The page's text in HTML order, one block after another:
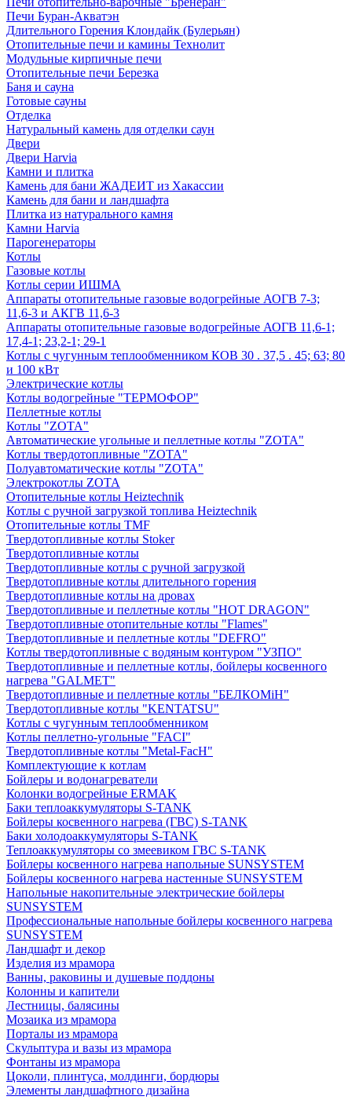
Печи Буран-Акватэн
Длительного Горения Клондайк (Булерьян)
Отопительные печи и камины Технолит
Модульные кирпичные печи
Отопительные печи Березка
Баня и сауна
Готовые сауны
Отделка
Натуральный камень для отделки саун
Двери
Двери Harvia
Камни и плитка
Камень для бани ЖАДЕИТ из Хакассии
Камень для бани и ландшафта
Плитка из натурального камня
Камни Harvia
Парогенераторы
Котлы
Газовые котлы
Котлы серии ИШМА
Аппараты отопительные газовые водогрейные АОГВ 7-3;
11,6-3 и АКГВ 11,6-3
Аппараты отопительные газовые водогрейные АОГВ 11,6-1;
17,4-1; 23,2-1; 29-1
Котлы с чугунным теплообменником КОВ 30 . 37,5 . 45; 63; 80
и 100 кВт
Электрические котлы
Котлы водогрейные "ТЕРМОФОР"
Пеллетные котлы
Котлы "ZOTA"
Автоматические угольные и пеллетные котлы "ZOTA"
Котлы твердотопливные "ZOTA"
Полуавтоматические котлы "ZOTA"
Электрокотлы ZOTA
Отопительные котлы Heiztechnik
Котлы с ручной загрузкой топлива Heiztechnik
Отопительные котлы TMF
Твердотопливные котлы Stoker
Твердотопливные котлы
Твердотопливные котлы с ручной загрузкой
Твердотопливные котлы длительного горения
Твердотопливные котлы на дровах
Твердотопливные и пеллетные котлы "HOT DRAGON"
Твердотопливные отопительные котлы "Flames"
Твердотопливные и пеллетные котлы "DEFRO"
Котлы твердотопливные с водяным контуром "УЗПО"
Твердотопливные и пеллетные котлы, бойлеры косвенного
нагрева "GALMET"
Твердотопливные и пеллетные котлы "БЕЛКОМiН"
Твердотопливные котлы "KENTATSU"
Котлы с чугунным теплообменником
Котлы пеллетно-угольные "FACI"
Твердотопливные котлы "Metal-FacH"
Комплектующие к котлам
Бойлеры и водонагреватели
Колонки водогрейные ERMAK
Баки теплоаккумуляторы S-TANK
Бойлеры косвенного нагрева (ГВС) S-TANK
Баки холодоаккумуляторы S-TANK
Теплоаккумуляторы со змеевиком ГВС S-TANK
Бойлеры косвенного нагрева напольные SUNSYSTEM
Бойлеры косвенного нагрева настенные SUNSYSTEM
Напольные накопительные электрические бойлеры
SUNSYSTEM
Профессиональные напольные бойлеры косвенного нагрева
SUNSYSTEM
Ландшафт и декор
Изделия из мрамора
Ванны, раковины и душевые поддоны
Колонны и капители
Лестницы, балясины
Мозаика из мрамора
Порталы из мрамора
Скульптура и вазы из мрамора
Фонтаны из мрамора
Цоколи, плинтуса, молдинги, бордюры
Элементы ландшафтного дизайна